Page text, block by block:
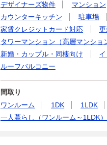
デザイナーズ物件
マンション
カウンターキッチン
駐車場
家賃クレジットカード対応
タワーマンション（高層マンショ
新婚・カップル・同棲向け
ルーフバルコニー
間取り
ワンルーム
1DK 1LDK
一人暮らし（ワンルーム～1LDK）